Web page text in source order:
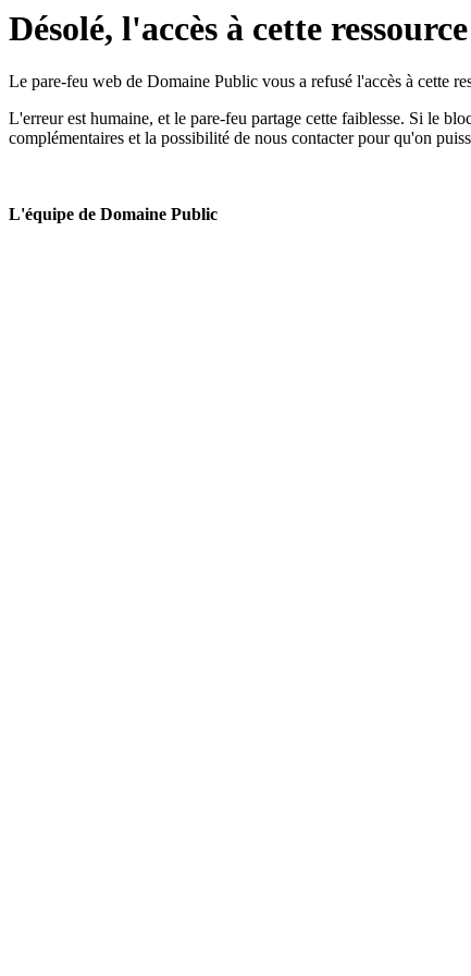
Désolé, l'accès à cette
Le pare-feu web de Domaine Public vous a refusé l'accès à cette
L'erreur est humaine, et le pare-feu partage cette faiblesse. Si le
complémentaires et la possibilité de nous contacter pour qu'on
L'équipe de Domaine Public